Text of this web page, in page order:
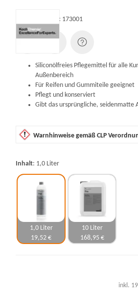
Artikelnummer: 173001
Siliconölfreies Pflegemittel für alle
Außenbereich
Für Reifen und Gummiteile geeignet
Pflegt und konserviert
Gibt das ursprüngliche, seidenmatte
Warnhinweise gemäß CLP
Inhalt 1,0 Liter
1,0 Liter
19,52 €
10 Liter
168,95 €
inkl.